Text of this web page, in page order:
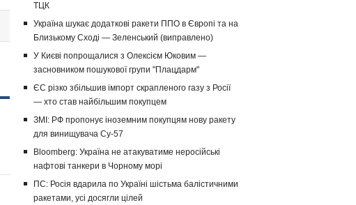
ТЦК
Україна шукає додаткові ракети ППО в Європі та на
Близькому Сході — Зеленський (виправлено)
У Києві попрощалися з Олексієм Юковим —
засновником пошукової групи "Плацдарм"
ЄС різко збільшив імпорт скрапленого газу з Росії
— хто став найбільшим покупцем
ЗМІ: РФ пропонує іноземним покупцям нову ракету
для винищувача Су-57
Bloomberg: Україна не атакуватиме неросійські
нафтові танкери в Чорному морі
ПС: Росія вдарила по Україні шістьма балістичними
ракетами, усі досягли цілей